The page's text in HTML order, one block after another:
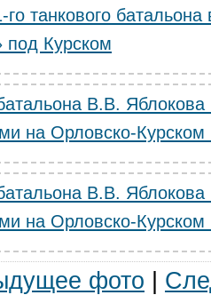
го танкового
под Курском
В.В.
на Орловско-Курском
В.В.
на Орловско-Курском
фото